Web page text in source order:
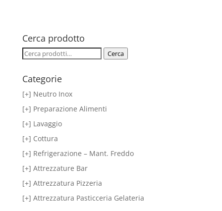
Cerca prodotto
Cerca: Cerca
Categorie
[+] Neutro Inox
[+] Preparazione Alimenti
[+] Lavaggio
[+] Cottura
[+] Refrigerazione – Mant. Freddo
[+] Attrezzature Bar
[+] Attrezzatura Pizzeria
[+] Attrezzatura Pasticceria Gelateria